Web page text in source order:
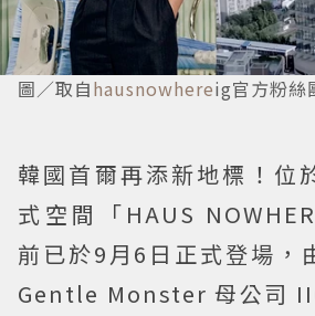
圖／取自hausnowhereig官方粉絲
韓國首爾再添新地標！位
式空間「HAUS
前已於9月6日正式登場，
Gentle Monster 母公司